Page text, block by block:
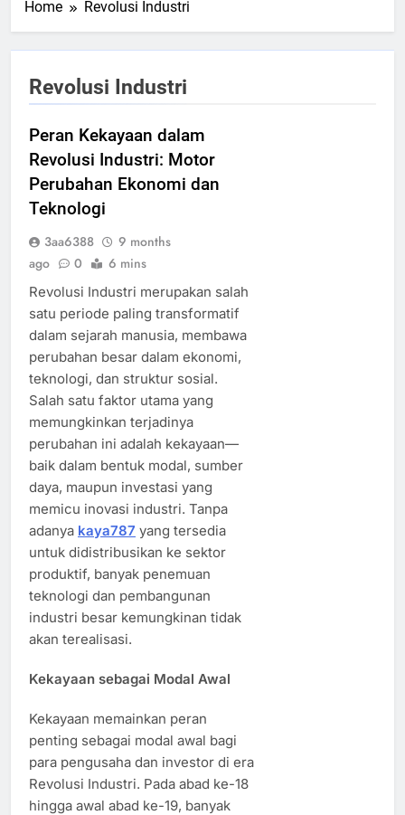
Home Revolusi Industri
Revolusi Industri
Peran Kekayaan dalam
Revolusi Industri: Motor
Perubahan Ekonomi dan
Teknologi
3aa6388
9 months
ago
0 6 mins
Revolusi Industri merupakan salah
satu periode paling transformatif
dalam sejarah manusia, membawa
perubahan besar dalam ekonomi,
teknologi, dan struktur sosial.
Salah satu faktor utama yang
memungkinkan terjadinya
perubahan ini adalah kekayaan—
baik dalam bentuk modal, sumber
daya, maupun investasi yang
memicu inovasi industri. Tanpa
adanya kaya787 yang tersedia
untuk didistribusikan ke sektor
produktif, banyak penemuan
teknologi dan pembangunan
industri besar kemungkinan tidak
akan terealisasi.
Kekayaan sebagai Modal Awal
Kekayaan memainkan peran
penting sebagai modal awal bagi
para pengusaha dan investor di era
Revolusi Industri. Pada abad ke-18
hingga awal abad ke-19, banyak